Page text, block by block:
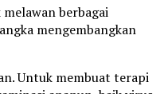
berbagai
mengembangkan
Untuk membuat terapi